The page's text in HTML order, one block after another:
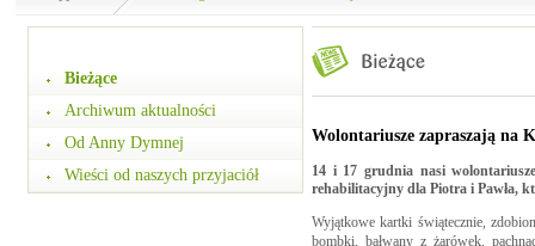
Bieżące
Archiwum aktualności
Od Anny Dymnej
Wieści od naszych przyjaciół
Wolontariusze zapraszają na
14 i 17 grudnia nasi
rehabilitacyjny dla Piotra i Pawła,
Wyjątkowe kartki świątecznie,
bombki, bałwany z żarówek,